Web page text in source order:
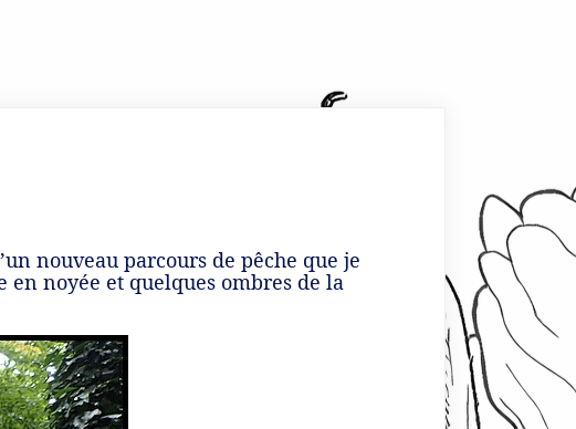
nouveau parcours de pêche que je
en noyée et quelques ombres de la